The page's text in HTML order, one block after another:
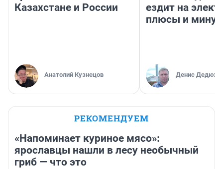
Казахстане и России
Анатолий Кузнецов
ездит на
плюсы и
Денис
РЕКОМЕНДУЕМ
«Напоминает куриное мясо»:
ярославцы нашли в лесу необычный
гриб — что это